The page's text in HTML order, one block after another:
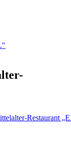
Restaurant